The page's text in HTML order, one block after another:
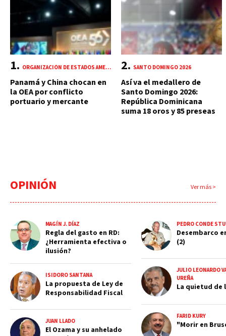
ORGANIZACIÓN DE ESTADOS AMERICANOS (OEA)
Panamá y China chocan en
la OEA por conflicto
portuario y mercante
SANTO DOMINGO 2026
Así va el medallero de
Santo Domingo 2026:
República Dominicana
suma 18 oros y 85 preseas
OPINIÓN Ver más >
MAGÍN J. DÍAZ
Regla del gasto en RD:
¿Herramienta efectiva o
ilusión?
ISIDORO SANTANA
La propuesta de Ley de
Responsabilidad Fiscal
JUAN LLADO
El Ozama y su anhelado
PEDRO CONDE
Desembarco
(2)
JULIO LEONARDO
UREÑA
La quietud de
FARID KURY
"Morir en